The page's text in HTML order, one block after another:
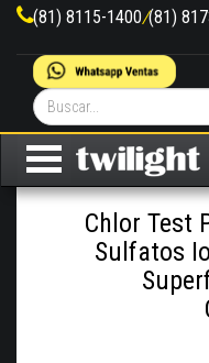
(81) 8115-1400/(81)
Chlor Test
Sulfatos